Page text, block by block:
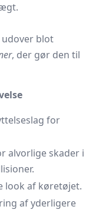
blot
, der gør den til
for
alvorlige skader i
look af køretøjet.
af yderligere